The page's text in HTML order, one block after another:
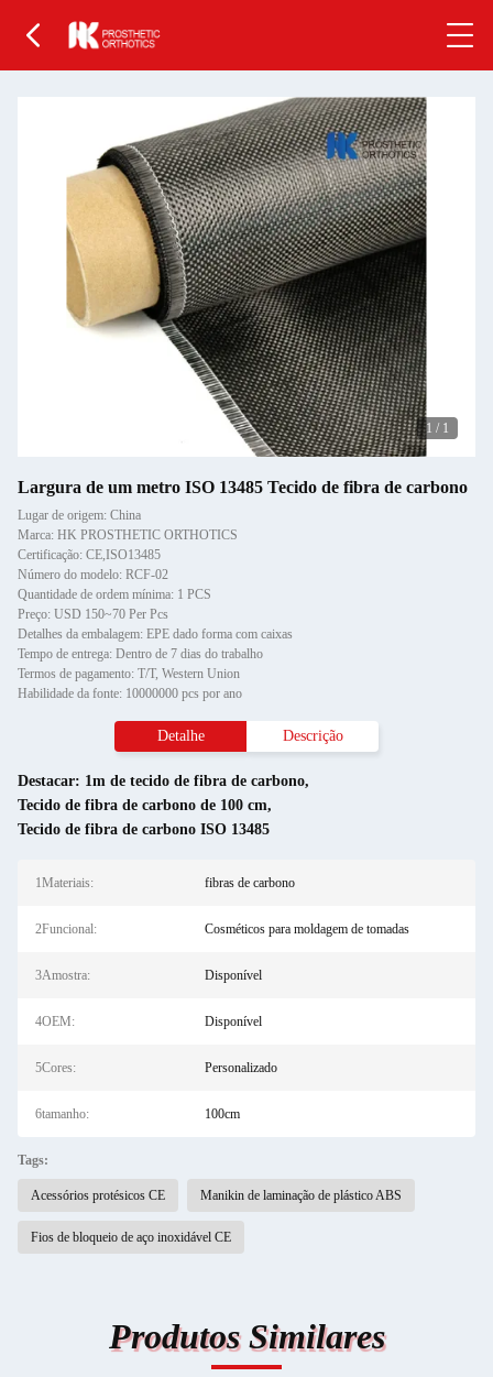
1 / 1
Largura de um metro ISO 13485 Tecido de fibra de carbono
Lugar de origem: China
Marca: HK PROSTHETIC ORTHOTICS
Certificação: CE,ISO13485
Número do modelo: RCF-02
Quantidade de ordem mínima: 1 PCS
Preço: USD 150~70 Per Pcs
Detalhes da embalagem: EPE dado forma com caixas
Tempo de entrega: Dentro de 7 dias do trabalho
Termos de pagamento: T/T, Western Union
Habilidade da fonte: 10000000 pcs por ano
Detalhe Descrição
Destacar: 1m de tecido de fibra de carbono,
Tecido de fibra de carbono de 100 cm,
Tecido de fibra de carbono ISO 13485
1Materiais: fibras de carbono
2Funcional: Cosméticos para moldagem de tomadas
3Amostra: Disponível
4OEM: Disponível
5Cores: Personalizado
6tamanho: 100cm
Tags:
Acessórios protésicos CE Manikin de laminação de plástico ABS
Fios de bloqueio de aço inoxidável CE
Produtos Similares